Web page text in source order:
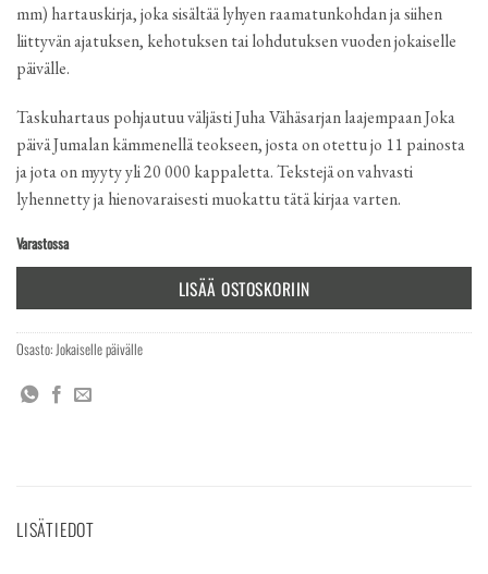
mm) hartauskirja, joka sisältää lyhyen raamatunkohdan ja siihen
liittyvän ajatuksen, kehotuksen tai lohdutuksen vuoden jokaiselle
päivälle.
Taskuhartaus pohjautuu väljästiJuha Vähäsarjanlaajempaan Joka
päivä Jumalan kämmenellä teokseen, josta on otettu jo 11 painosta
ja jota on myyty yli 20 000 kappaletta. Tekstejä on vahvasti
lyhennetty ja hienovaraisesti muokattu tätä kirjaa varten.
Varastossa
LISÄÄ OSTOSKORIIN
Osasto: Jokaiselle päivälle
LISÄTIEDOT